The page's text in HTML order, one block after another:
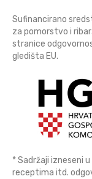
Sufinancirano
za pomorstvo i
stranice
gledišta EU.
* Sadržaji izneseni
receptima itd.